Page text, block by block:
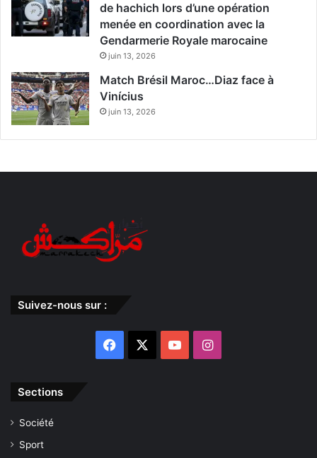
de hachich lors d’une opération
menée en coordination avec la
Gendarmerie Royale marocaine
juin 13, 2026
Match Brésil Maroc…Diaz face à
Vinícius
juin 13, 2026
Suivez-nous sur :
Facebook YouTubeInstagram
Sections
Société
Sport